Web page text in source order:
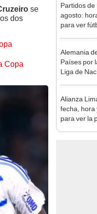
se
dos
Copa
Partidos de
agosto:
para ver
Alemania
Países por
Liga de
Alianza
fecha, hora
para ver la